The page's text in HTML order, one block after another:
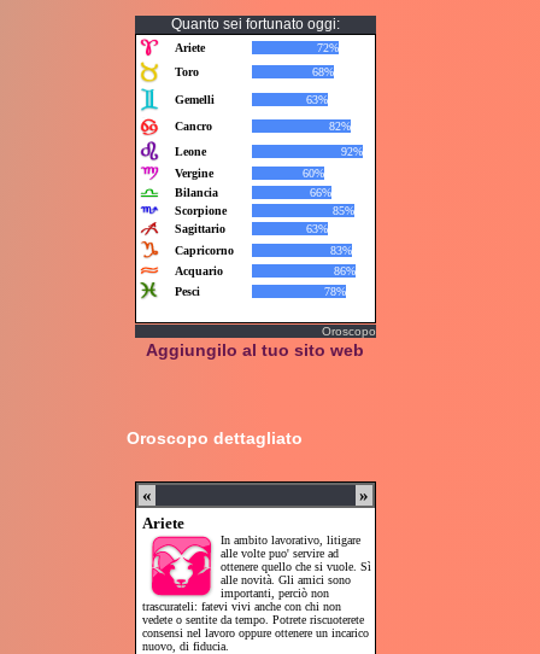
Quanto sei fortunato oggi:
Oroscopo
Aggiungilo al tuo sito web
Oroscopo dettagliato